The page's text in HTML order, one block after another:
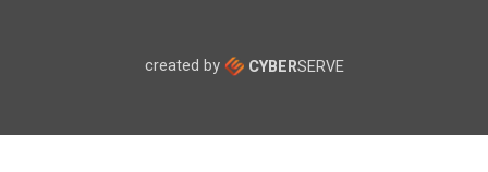
created by CYBERSERVE